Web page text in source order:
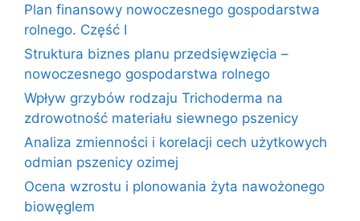
Plan finansowy nowoczesnego gospodarstwa
rolnego. Część I
Struktura biznes planu przedsięwzięcia –
nowoczesnego gospodarstwa rolnego
Wpływ grzybów rodzaju Trichoderma na
zdrowotność materiału siewnego pszenicy
Analiza zmienności i korelacji cech użytkowych
odmian pszenicy ozimej
Ocena wzrostu i plonowania żyta nawożonego
biowęglem